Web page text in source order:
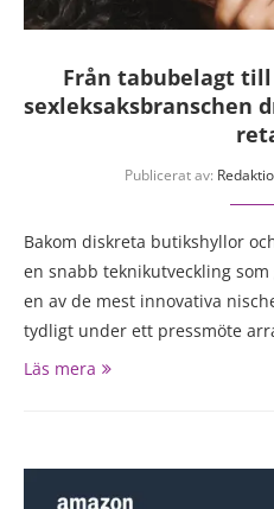
Från tabubelagt
sexleksaksbranschen
Publicerat av:
Bakom diskreta butikshyllor
en snabb teknikutveckling
en av de mest innovativa
tydligt under ett pressmöte
Läs mera